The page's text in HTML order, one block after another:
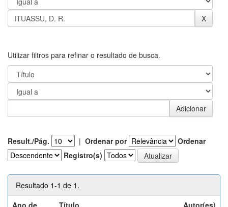
Utilizar filtros para refinar o resultado de busca.
Result./Pág. | Ordenar por
Ordenar
Registro(s)
Resultado 1-1 de 1.
Ano de
Título Autor(es)